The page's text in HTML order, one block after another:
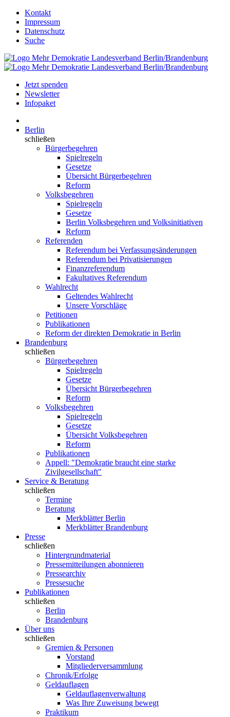
Kontakt
Impressum
Datenschutz
Suche
Jetzt spenden
Newsletter
Infopaket
Berlin
schließen
Bürgerbegehren
Spielregeln
Gesetze
Übersicht Bürgerbegehren
Reform
Volksbegehren
Spielregeln
Gesetze
Berlin Volksbegehren und Volksinitiativen
Reform
Referenden
Referendum bei Verfassungsänderungen
Referendum bei Privatisierungen
Finanzreferendum
Fakultatives Referendum
Wahlrecht
Geltendes Wahlrecht
Unsere Vorschläge
Petitionen
Publikationen
Reform der direkten Demokratie in Berlin
Brandenburg
schließen
Bürgerbegehren
Spielregeln
Gesetze
Übersicht Bürgerbegehren
Reform
Volksbegehren
Spielregeln
Gesetze
Übersicht Volksbegehren
Reform
Publikationen
Appell: "Demokratie braucht eine starke
Zivilgesellschaft"
Service & Beratung
schließen
Termine
Beratung
Merkblätter Berlin
Merkblätter Brandenburg
Presse
schließen
Hintergrundmaterial
Pressemitteilungen abonnieren
Pressearchiv
Pressesuche
Publikationen
schließen
Berlin
Brandenburg
Über uns
schließen
Gremien & Personen
Vorstand
Mitgliederversammlung
Chronik/Erfolge
Geldauflagen
Geldauflagenverwaltung
Was Ihre Zuweisung bewegt
Praktikum